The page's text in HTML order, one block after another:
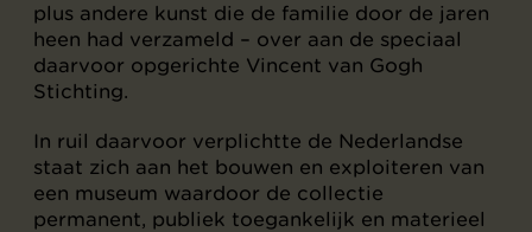
plus andere kunst die de familie door de jaren
heen had verzameld – over aan de speciaal
daarvoor opgerichte Vincent van Gogh
Stichting.
In ruil daarvoor verplichtte de Nederlandse
staat zich aan het bouwen en exploiteren van
een museum waardoor de collectie
permanent, publiek toegankelijk en materieel